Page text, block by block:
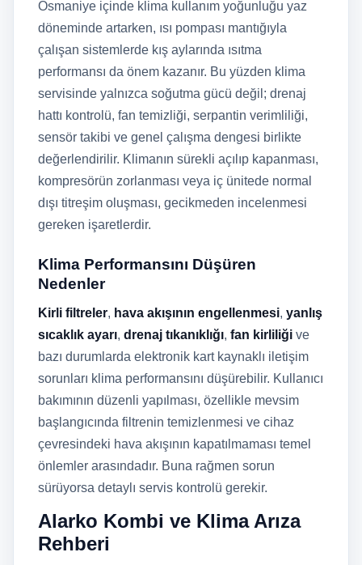
Osmaniye içinde klima kullanım yoğunluğu yaz
döneminde artarken, ısı pompası mantığıyla
çalışan sistemlerde kış aylarında ısıtma
performansı da önem kazanır. Bu yüzden klima
servisinde yalnızca soğutma gücü değil; drenaj
hattı kontrolü, fan temizliği, serpantin verimliliği,
sensör takibi ve genel çalışma dengesi birlikte
değerlendirilir. Klimanın sürekli açılıp kapanması,
kompresörün zorlanması veya iç ünitede normal
dışı titreşim oluşması, gecikmeden incelenmesi
gereken işaretlerdir.
Klima Performansını Düşüren
Nedenler
Kirli filtreler, hava akışının engellenmesi, yanlış
sıcaklık ayarı, drenaj tıkanıklığı, fan kirliliği ve
bazı durumlarda elektronik kart kaynaklı iletişim
sorunları klima performansını düşürebilir. Kullanıcı
bakımının düzenli yapılması, özellikle mevsim
başlangıcında filtrenin temizlenmesi ve cihaz
çevresindeki hava akışının kapatılmaması temel
önlemler arasındadır. Buna rağmen sorun
sürüyorsa detaylı servis kontrolü gerekir.
Alarko Kombi ve Klima Arıza
Rehberi